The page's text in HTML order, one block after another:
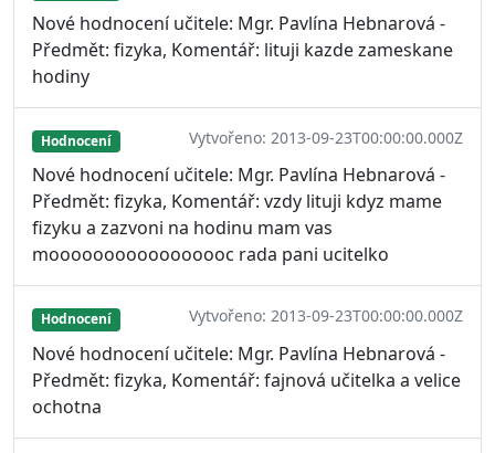
Nové hodnocení učitele: Mgr. Pavlína Hebnarová -
Předmět: fizyka, Komentář: lituji kazde zameskane
hodiny
Hodnocení Vytvořeno: 2013-09-23T00:00:00.000Z
Nové hodnocení učitele: Mgr. Pavlína Hebnarová -
Předmět: fizyka, Komentář: vzdy lituji kdyz mame
fizyku a zazvoni na hodinu mam vas
mooooooooooooooooc rada pani ucitelko
Hodnocení Vytvořeno: 2013-09-23T00:00:00.000Z
Nové hodnocení učitele: Mgr. Pavlína Hebnarová -
Předmět: fizyka, Komentář: fajnová učitelka a velice
ochotna